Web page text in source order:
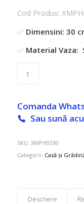
a
fost:
Cod Produs:
✅ Dimensini: 30
✅ Material Vaza:
Comanda
Sau sună
SKU: XMPH0330
Categorii: Casă și
Descriere